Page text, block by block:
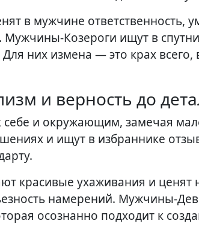
в мужчине ответственность,
Мужчины-Козероги ищут в
них измена — это крах
и верность до
себе и окружающим, замечая
и ищут в избраннике
красивые ухаживания и ценят
намерений. Мужчины-
осознанно подходит к